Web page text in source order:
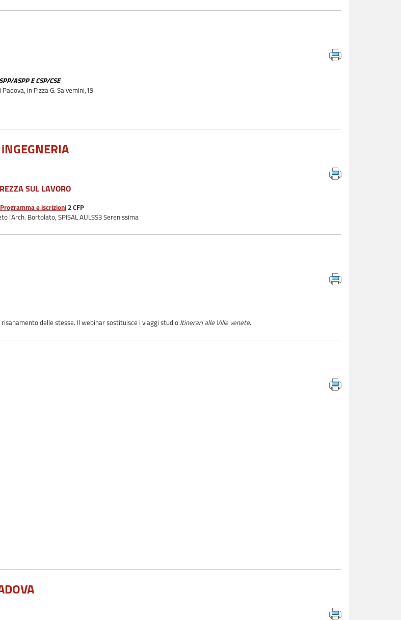
ASPP E CSP/CSE
in P.zza G. Salvemini,19.
SUL LAVORO
Programma e iscrizioni2 CFP
l'Arch. Bortolato, SPISAL AULSS3 Serenissima
delle stesse. Il webinar sostituisce i viaggi studioItinerari alle Ville venete.